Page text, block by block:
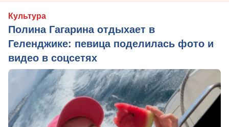
Культура
Полина Гагарина отдыхает в
Геленджике: певица поделилась фото и
видео в соцсетях